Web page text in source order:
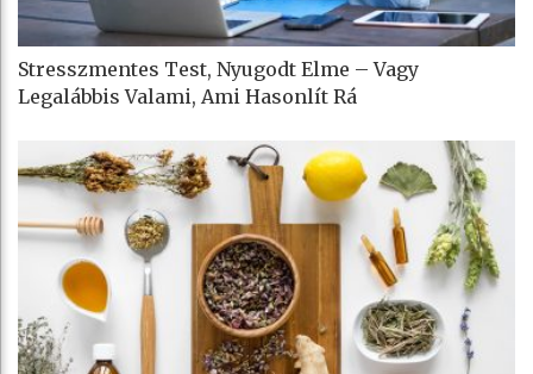
Stresszmentes Test, Nyugodt Elme – Vagy
Legalábbis Valami, Ami Hasonlít Rá